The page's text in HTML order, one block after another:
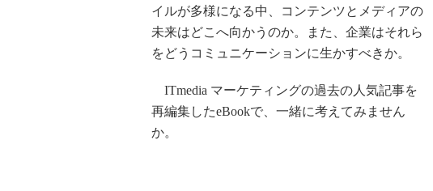
イルが多様になる中、コンテンツとメディアの
未来はどこへ向かうのか。また、企業はそれら
をどうコミュニケーションに生かすべきか。
ITmedia マーケティングの過去の人気記事を
再編集したeBookで、一緒に考えてみません
か。